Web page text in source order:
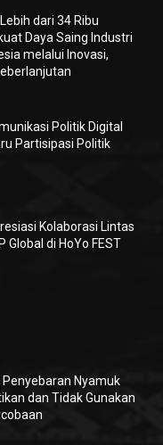
dari 34 Ribu
Daya Saing Industri
melalui Inovasi,
Politik Digital
Partisipasi Politik
Kolaborasi Lintas
Global di HoYo FEST
Nyamuk
dan Tidak Gunakan